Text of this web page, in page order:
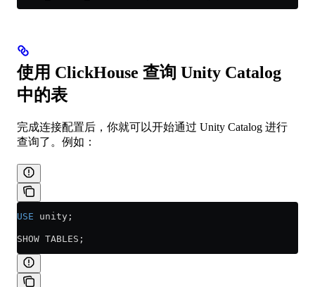
使用 ClickHouse 查询 Unity Catalog
中的表
完成连接配置后，你就可以开始通过 Unity Catalog 进行
查询了。例如：
USE unity;
SHOW TABLES;